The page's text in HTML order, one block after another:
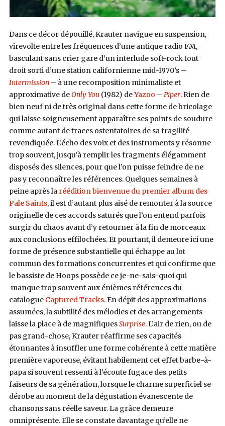
Dans ce décor dépouillé, Krauter navigue en suspension,
virevolte entre les fréquences d’une antique radio FM,
basculant sans crier gare d’un interlude soft-rock tout
droit sorti d’une station californienne mid-1970’s –
Intermission– à une recomposition minimaliste et
approximative deOnly You(1982) deYazoo – Piper. Rien de
bien neuf ni de très original dans cette forme de bricolage
qui laisse soigneusement apparaître ses points de soudure
comme autant de traces ostentatoires de sa fragilité
revendiquée. L’écho des voix et des instruments y résonne
trop souvent, jusqu’à remplir les fragments élégamment
disposés des silences, pour que l’on puisse feindre de ne
pas y reconnaître les références. Quelques semaines à
peine après la réédition bienvenue du premier album des
Pale Saints, il est d’autant plus aisé de remonter à la source
originelle de ces accords saturés que l’on entend parfois
surgir du chaos avant d’y retourner à la fin de morceaux
aux conclusions effilochées. Et pourtant, il demeure ici une
forme de présence substantielle qui échappe au lot
commun des formations concurrentes et qui confirme que
le bassiste de Hoops possède ce je-ne-sais-quoi qui
manque trop souvent aux énièmes références du
catalogue Captured Tracks. En dépit des approximations
assumées, la subtilité des mélodies et des arrangements
laisse la place à de magnifiquesSurprise. L’air de rien, ou de
pas grand-chose, Krauter réaffirme ses capacités
étonnantes à insuffler une forme cohérente à cette matière
première vaporeuse, évitant habilement cet effet barbe-à-
papa si souvent ressenti à l’écoute fugace des petits
faiseurs de sa génération, lorsque le charme superficiel se
dérobe au moment de la dégustation évanescente de
chansons sans réelle saveur. La grâce demeure
omniprésente. Elle se constate davantage qu’elle ne